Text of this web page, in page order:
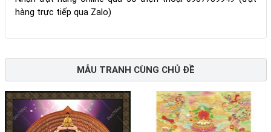
hàng trực tiếp qua Zalo)
MẪU TRANH CÙNG CHỦ ĐỀ